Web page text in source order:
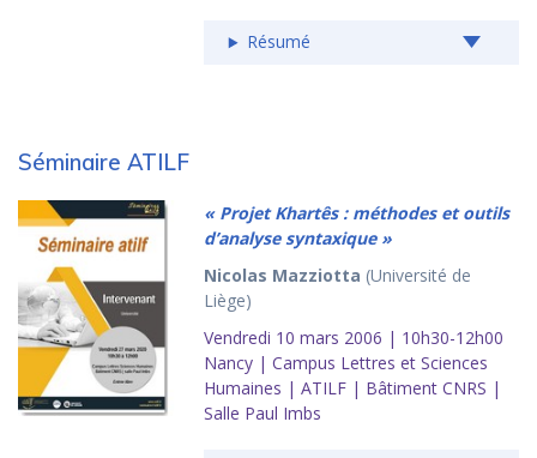
Résumé
Séminaire ATILF
« Projet Khartês : méthodes et outils
d’analyse syntaxique »
Nicolas Mazziotta (Université de
Liège)
Vendredi 10 mars 2006 | 10h30-12h00
Nancy | Campus Lettres et Sciences
Humaines | ATILF | Bâtiment CNRS |
Salle Paul Imbs